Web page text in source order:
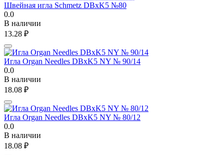
Швейная игла Schmetz DBxK5 №80
0.0
В наличии
13.28 ₽
Игла Organ Needles DBxK5 NY № 90/14
0.0
В наличии
18.08 ₽
Игла Organ Needles DBxK5 NY № 80/12
0.0
В наличии
18.08 ₽